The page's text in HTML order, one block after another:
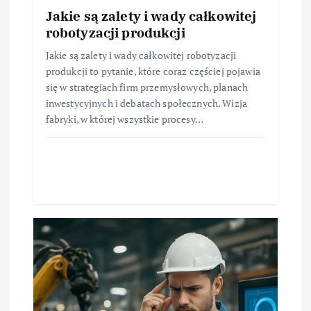
Jakie są zalety i wady całkowitej
robotyzacji produkcji
Jakie są zalety i wady całkowitej robotyzacji
produkcji to pytanie, które coraz częściej pojawia
się w strategiach firm przemysłowych, planach
inwestycyjnych i debatach społecznych. Wizja
fabryki, w której wszystkie procesy…